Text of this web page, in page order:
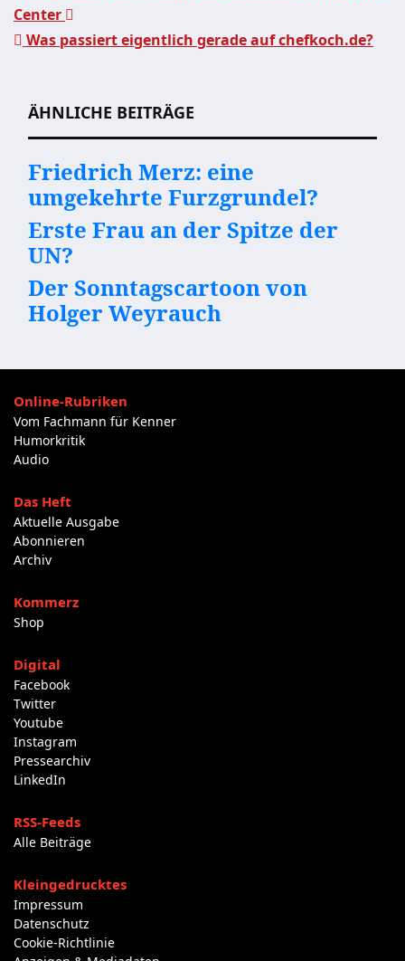
Beitragsnavigation
Center
Was passiert eigentlich gerade auf chefkoch.de?
ÄHNLICHE BEITRÄGE
Friedrich Merz: eine
umgekehrte Furzgrundel?
Erste Frau an der Spitze der
UN?
Der Sonntagscartoon von
Holger Weyrauch
Online-Rubriken
Vom Fachmann für Kenner
Humorkritik
Audio
Das Heft
Aktuelle Ausgabe
Abonnieren
Archiv
Kommerz
Shop
Digital
Facebook
Twitter
Youtube
Instagram
Pressearchiv
LinkedIn
RSS-Feeds
Alle Beiträge
Kleingedrucktes
Impressum
Datenschutz
Cookie-Richtlinie